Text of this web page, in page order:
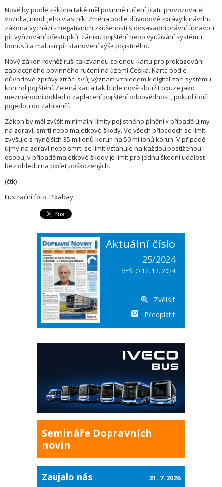
Nově by podle zákona také měl povinné ručení platit provozovatel
vozidla, nikoli jeho vlastník. Změna podle důvodové zprávy k návrhu
zákona vychází z negativních zkušeností s dosavadní právní úpravou
při vyřizování přestupků, zániku pojištění nebo využívání systému
bonusů a malusů při stanovení výše pojistného.
Nový zákon rovněž ruší takzvanou zelenou kartu pro prokazování
zaplaceného povinného ručení na území Česka. Karta podle
důvodové zprávy ztrácí svůj význam vzhledem k digitalizaci systému
kontrol pojištění. Zelená karta tak bude nově sloužit pouze jako
mezinárodní doklad o zaplacení pojištění odpovědnosti, pokud řidiči
pojedou do zahraničí.
Zákon by měl zvýšit minimální limity pojistného plnění v případě újmy
na zdraví, smrti nebo majetkové škody. Ve všech případech se limit
zvyšuje z nynějších 35 milionů korun na 50 milionů korun. V případě
újmy na zdraví nebo smrti se limit vztahuje na každou postiženou
osobu, v případě majetkové škody je limit pro jednu škodní událost
bez ohledu na počet poškozených.
(čtk)
Ilustrační foto: Pixabay
Aktuální číslo
25/2024
VYŠLO 12. 12. 2024
Zvětšit
Předplatit
Semináře Dopravních
novin
Zaujalo nás 31. 7. 2026